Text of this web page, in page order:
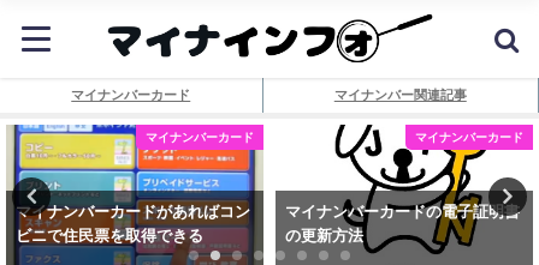
マイナンバーカード マイナンバー関連記事
マイナンバーカード
マイナンバーカードがあればコン
ビニで住民票を取得できる
マイナンバーカード
マイナンバーカードの電子証明書
の更新方法